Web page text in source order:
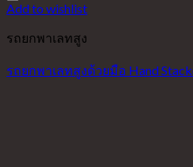
Add to wishlist
รถยกพาเลทสูง
รถยกพาเลทสูงด้วยมือ Hand